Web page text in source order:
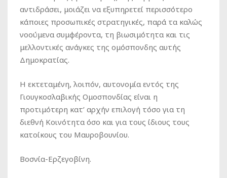
αντιδράσει, μοιάζει να εξυπηρετεί περισσότερο
κάποιες προσωπικές στρατηγικές, παρά τα καλώς
νοούμενα συμφέροντα, τη βιωσιμότητα και τις
μελλοντικές ανάγκες της ομόσπονδης αυτής
Δημοκρατίας.
Η εκτεταμένη, λοιπόν, αυτονομία εντός της
Γιουγκοσλαβικής Ομοσπονδίας είναι η
προτιμότερη κατ’ αρχήν επιλογή τόσο για τη
διεθνή Κοινότητα όσο και για τους ίδιους τους
κατοίκους του Μαυροβουνίου.
Βοσνία-Ερζεγοβίνη.